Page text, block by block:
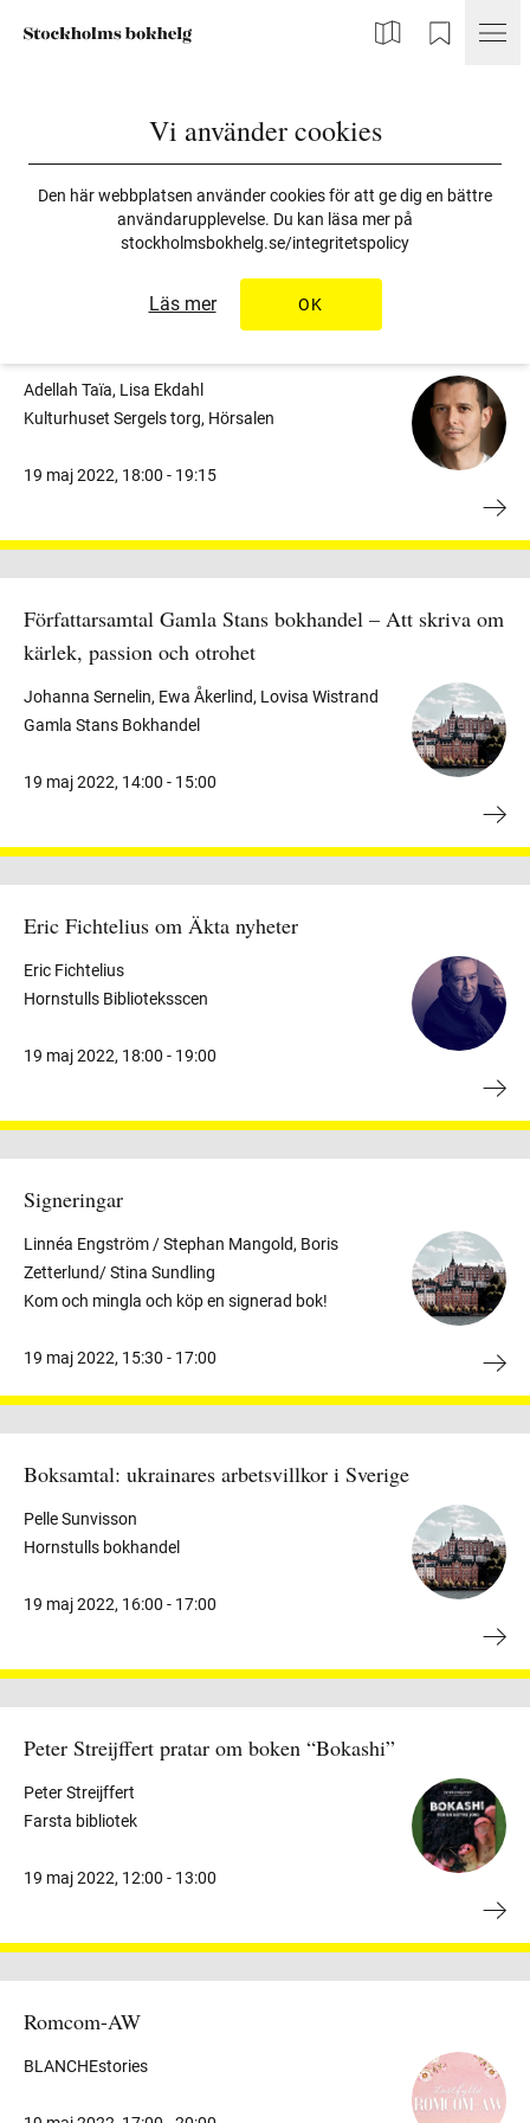
Karta Min Bokhelg
Alla programpunkter 2022Stockholms
Bokhelg
Adellah Taïa, Lisa Ekdahl
Kulturhuset Sergels torg, Hörsalen
19 maj 2022, 18:00 - 19:15
Författarsamtal Gamla Stans bokhandel – Att skriva om
kärlek, passion och otrohet
Johanna Sernelin, Ewa Åkerlind, Lovisa Wistrand
Gamla Stans Bokhandel
19 maj 2022, 14:00 - 15:00
Eric Fichtelius om Äkta nyheter
Eric Fichtelius
Hornstulls Biblioteksscen
19 maj 2022, 18:00 - 19:00
Signeringar
Linnéa Engström / Stephan Mangold, Boris
Zetterlund/ Stina Sundling
Kom och mingla och köp en signerad bok!
19 maj 2022, 15:30 - 17:00
Boksamtal: ukrainares arbetsvillkor i Sverige
Pelle Sunvisson
Hornstulls bokhandel
19 maj 2022, 16:00 - 17:00
Peter Streijffert pratar om boken “Bokashi”
Peter Streijffert
Farsta bibliotek
19 maj 2022, 12:00 - 13:00
Romcom-AW
BLANCHEstories
Vi använder cookies
Den här webbplatsen använder cookies för att ge dig en bättre
användarupplevelse. Du kan läsa mer på
stockholmsbokhelg.se/integritetspolicy
Läs mer OK